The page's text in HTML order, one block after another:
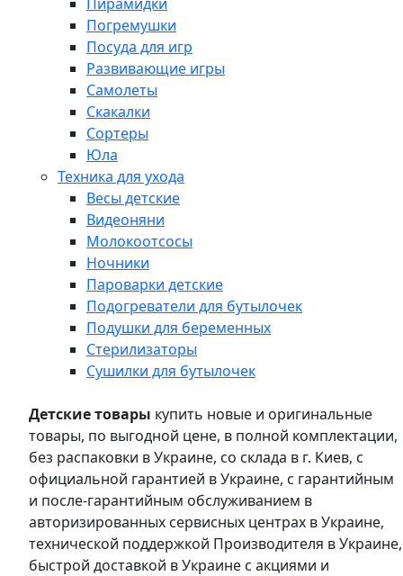
Погремушки
Посуда для игр
Развивающие игры
Самолеты
Скакалки
Сортеры
Юла
Техника для ухода
Весы детские
Видеоняни
Молокоотсосы
Ночники
Пароварки детские
Подогреватели для бутылочек
Подушки для беременных
Стерилизаторы
Сушилки для бутылочек
Детские товары купить новые и оригинальные
товары, по выгодной цене, в полной комплектации,
без распаковки в Украине, со склада в г. Киев, с
официальной гарантией в Украине, с гарантийным
и после-гарантийным обслуживанием в
авторизированных сервисных центрах в Украине,
технической поддержкой Производителя в Украине,
быстрой доставкой в Украине с акциями и